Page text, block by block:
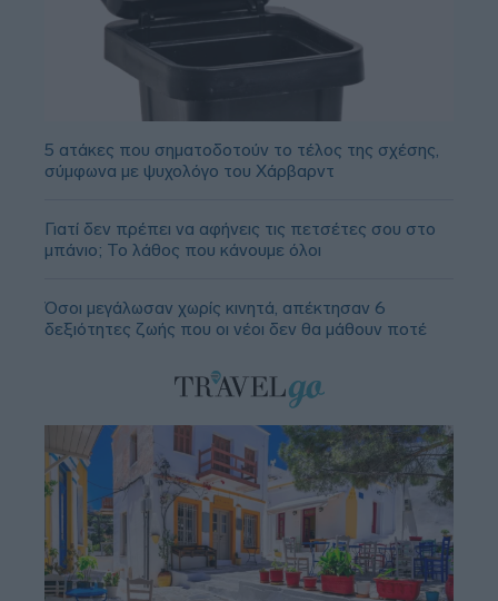
5 ατάκες που σηματοδοτούν το τέλος της σχέσης,
σύμφωνα με ψυχολόγο του Χάρβαρντ
Γιατί δεν πρέπει να αφήνεις τις πετσέτες σου στο
μπάνιο; Το λάθος που κάνουμε όλοι
Όσοι μεγάλωσαν χωρίς κινητά, απέκτησαν 6
δεξιότητες ζωής που οι νέοι δεν θα μάθουν ποτέ